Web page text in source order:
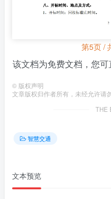
第5页 /
该文档为免费文档，您
© 版权声明
文章版权归作者所有，未经允许请勿
THE
智慧交通
文本预览